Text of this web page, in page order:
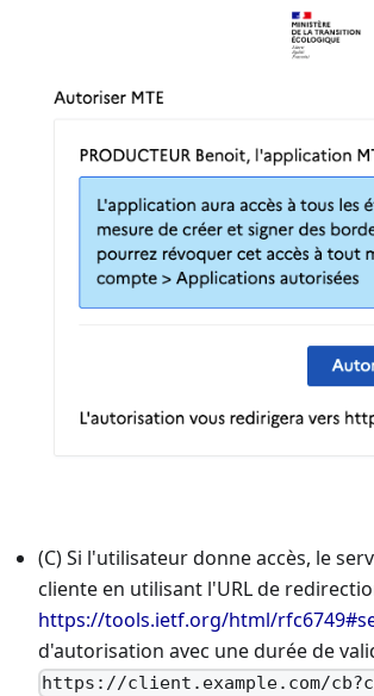
(C) Si l'utilisateur donne accès, le
cliente en utilisant l'URL de
https://tools.ietf.org/html/
d'autorisation avec une durée de
https://client.example.com/